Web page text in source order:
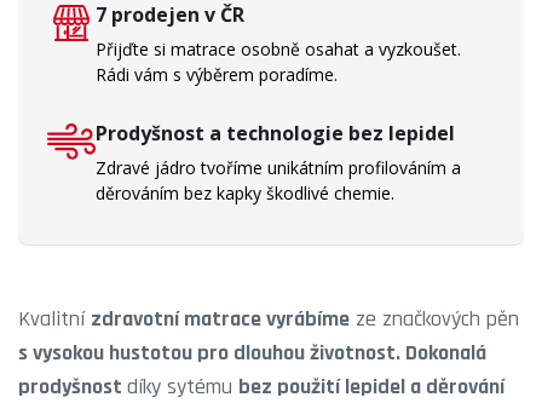
7 prodejen v ČR
Přijďte si matrace osobně osahat a vyzkoušet.
Rádi vám s výběrem poradíme.
Prodyšnost a technologie bez lepidel
Zdravé jádro tvoříme unikátním profilováním a
děrováním bez kapky škodlivé chemie.
Kvalitní zdravotní matrace vyrábíme ze značkových pěn
s vysokou hustotou pro dlouhou životnost. Dokonalá
prodyšnost díky sytému bez použití lepidel a děrování